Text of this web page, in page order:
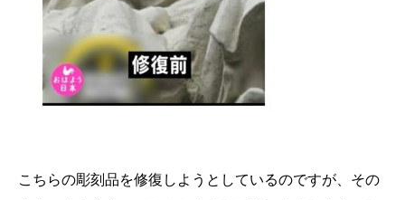
こちらの彫刻品を修復しようとしているのですが、その